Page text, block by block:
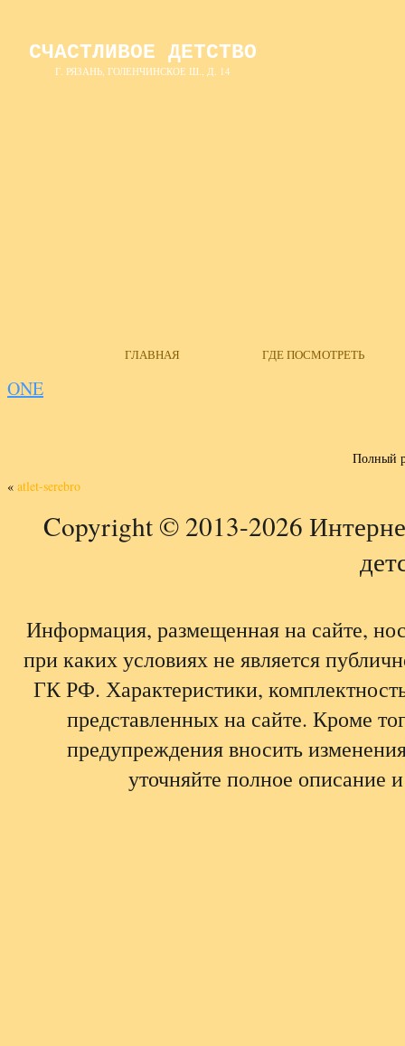
СЧАСТЛИВОЕ ДЕТСТВО
Г. РЯЗАНЬ, ГОЛЕНЧИНСКОЕ Ш., Д. 14
ГЛАВНАЯ ГДЕ ПОСМОТРЕТЬ
ONE
Полный
« atlet-serebro
Copyright © 2013-2026
Информация, размещенная на сайте,
при каких условиях не является
ГК РФ. Характеристики,
представленных на сайте. Кроме
предупреждения вносить
уточняйте полное описание